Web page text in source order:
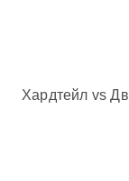
Хардтейл vs